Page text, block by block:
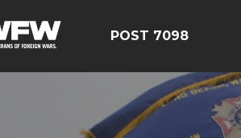
POST 7098